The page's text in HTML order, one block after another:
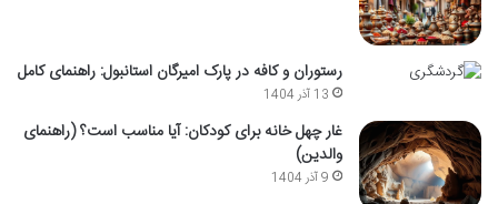
رستوران و کافه در پارک امیرگان استانبول: راهنمای کامل
13 آذر 1404
غار چهل خانه برای کودکان: آیا مناسب است؟ (راهنمای
والدین)
9 آذر 1404